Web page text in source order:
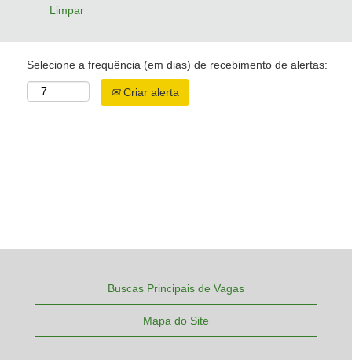
Limpar
Selecione a frequência (em dias) de recebimento de alertas:
Criar alerta
Buscas Principais de Vagas
Mapa do Site